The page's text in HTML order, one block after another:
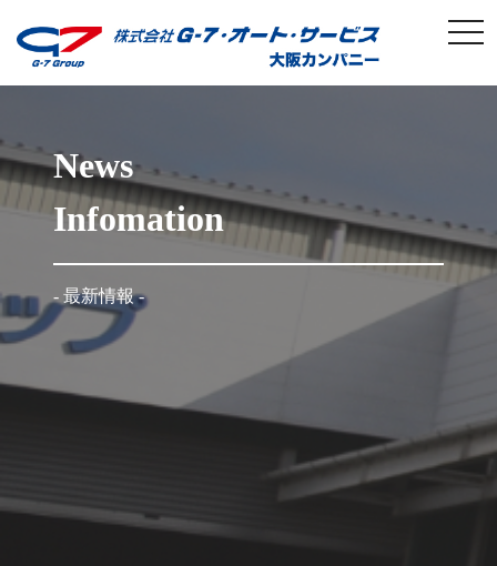
News
Infomation
- 最新情報 -